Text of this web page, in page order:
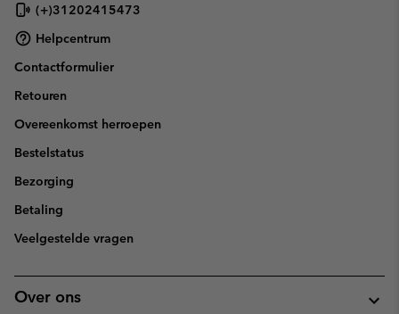
(+)31202415473
Helpcentrum
Contactformulier
Retouren
Overeenkomst herroepen
Bestelstatus
Bezorging
Betaling
Veelgestelde vragen
Over ons